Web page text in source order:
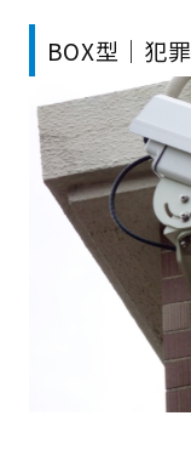
BOX型｜犯